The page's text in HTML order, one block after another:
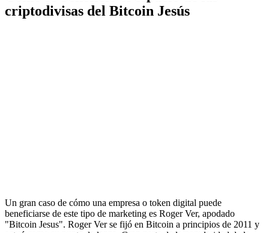
criptodivisas del Bitcoin Jesús
Un gran caso de cómo una empresa o token digital puede
beneficiarse de este tipo de marketing es Roger Ver, apodado
"Bitcoin Jesus". Roger Ver se fijó en Bitcoin a principios de 2011 y